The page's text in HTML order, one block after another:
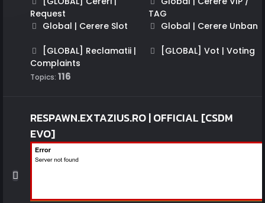
Request
TAG
Global | Cerere Slot
Global | Cerere Unban
[GLOBAL] Reclamatii |
Complaints
[GLOBAL] Vot | Voting
Topics: 116
RESPAWN.EXTAZIUS.RO | OFFICIAL [CSDM
EVO]